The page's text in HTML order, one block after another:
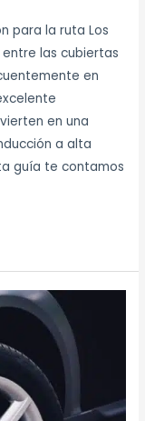
para la ruta Los
las cubiertas
en
en una
a alta
guía te contamos